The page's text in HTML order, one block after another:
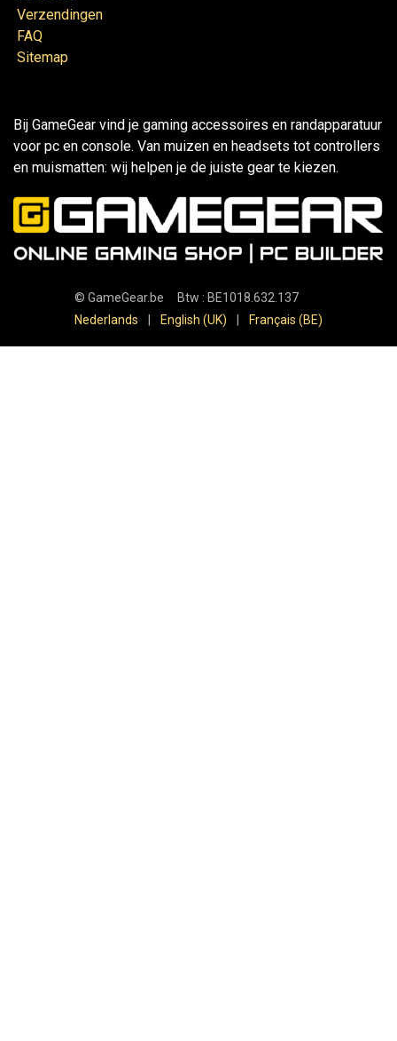
Verzendingen
FAQ
Sitemap
Bij GameGear vind je gaming accessoires en randapparatuur
voor pc en console. Van muizen en headsets tot controllers
en muismatten: wij helpen je de juiste gear te kiezen.
© GameGear.be Btw : BE1018.632.137
Nederlands
English (UK) Français (BE)